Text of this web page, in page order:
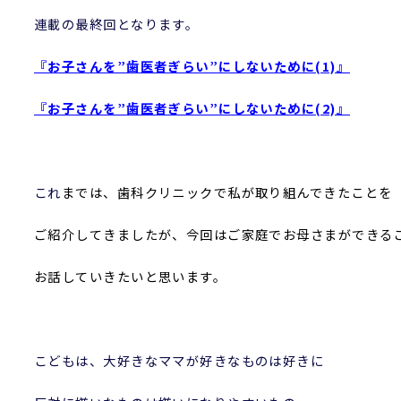
連載の最終回となります。
『お子さんを”歯医者ぎらい”にしないために(1)』
『お子さんを”歯医者ぎらい”にしないために(2)』
これまでは、歯科クリニックで私が取り組んできたことを
ご紹介してきましたが、今回はご家庭でお母さまができる
お話していきたいと思います。
こどもは、大好きなママが好きなものは好きに